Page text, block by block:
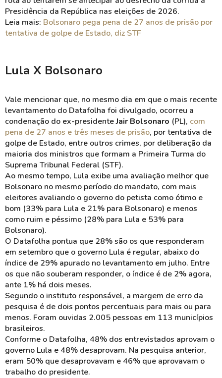
Presidência da República nas eleições de 2026.
Leia mais: Bolsonaro pega pena de 27 anos de prisão por
tentativa de golpe de Estado, diz STF
Lula X Bolsonaro
Vale mencionar que, no mesmo dia em que o mais recente
levantamento do Datafolha foi divulgado, ocorreu a
condenação do ex-presidenteJair Bolsonaro (PL), com
pena de 27 anos e três meses de prisão, por tentativa de
golpe de Estado, entre outros crimes, por deliberação da
maioria dos ministros que formam a Primeira Turma do
Suprema Tribunal Federal (STF).
Ao mesmo tempo, Lula exibe uma avaliação melhor que
Bolsonaro no mesmo período do mandato, com mais
eleitores avaliando o governo do petista como ótimo e
bom (33% para Lula e 21% para Bolsonaro) e menos
como ruim e péssimo (28% para Lula e 53% para
Bolsonaro).
O Datafolha pontua que 28% são os que responderam
em setembro que o governo Lula é regular, abaixo do
índice de 29% apurado no levantamento em julho. Entre
os que não souberam responder, o índice é de 2% agora,
ante 1% há dois meses.
Segundo o instituto responsável, a margem de erro da
pesquisa é de dois pontos percentuais para mais ou para
menos. Foram ouvidas 2.005 pessoas em 113 municípios
brasileiros.
Conforme o Datafolha, 48% dos entrevistados aprovam o
governo Lula e 48% desaprovam. Na pesquisa anterior,
eram 50% que desaprovavam e 46% que aprovavam o
trabalho do presidente.